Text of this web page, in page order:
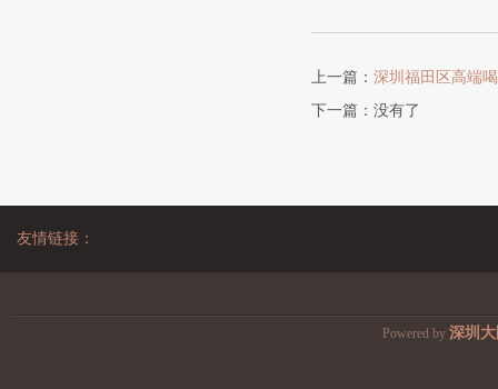
上一篇： 深圳福田区高端
下一篇：没有了
友情链接：
Powered by 深圳